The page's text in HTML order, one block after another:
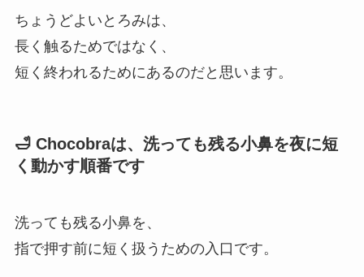
ちょうどよいとろみは、
長く触るためではなく、
短く終われるためにあるのだと思います。
🛁 Chocobraは、洗っても残る小鼻を夜に短
く動かす順番です
洗っても残る小鼻を、
指で押す前に短く扱うための入口です。